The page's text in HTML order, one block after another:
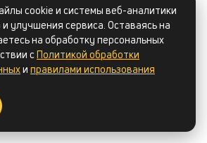
cookie и системы веб-аналитики
улучшения сервиса. Оставаясь на
на обработку персональных
сПолитикой обработки
и правилами использования